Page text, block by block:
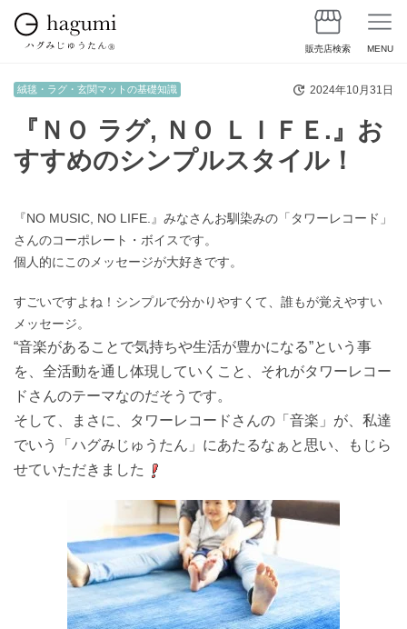
販売店検索 MENU
『ＮＯ ラグ, ＮＯ ＬＩＦＥ.』お
すすめのシンプルスタイル！
絨毯・ラグ・玄関マットの基礎知識 2024年10月31日
『NO MUSIC, NO LIFE.』みなさんお馴染みの「タワーレコード」
さんのコーポレート・ボイスです。
個人的にこのメッセージが大好きです。
すごいですよね！シンプルで分かりやすくて、誰もが覚えやすい
メッセージ。
“音楽があることで気持ちや生活が豊かになる”という事
を、全活動を通し体現していくこと、 それがタワーレコー
ドさんのテーマなのだそうです。
そして、まさに、タワーレコードさんの「音楽」が、私達
でいう「ハグみじゅうたん」にあたるなぁ と思い、もじら
せていただきました